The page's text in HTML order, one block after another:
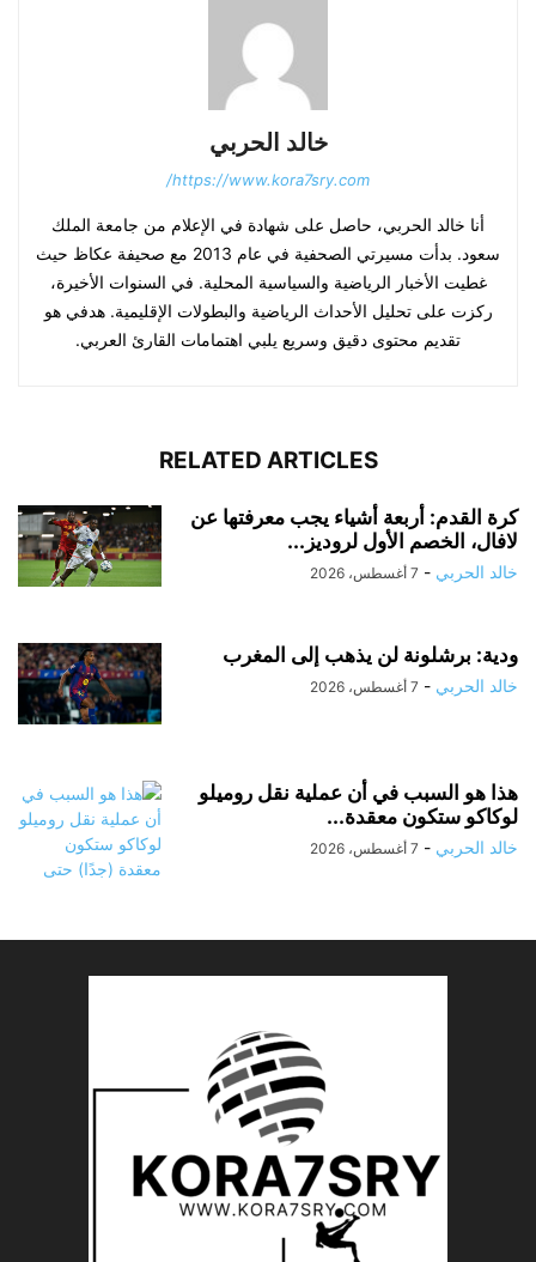
خالد الحربي
https://www.kora7sry.com/
أنا خالد الحربي، حاصل على شهادة في الإعلام من جامعة الملك
سعود. بدأت مسيرتي الصحفية في عام 2013 مع صحيفة عكاظ حيث
غطيت الأخبار الرياضية والسياسية المحلية. في السنوات الأخيرة،
ركزت على تحليل الأحداث الرياضية والبطولات الإقليمية. هدفي هو
تقديم محتوى دقيق وسريع يلبي اهتمامات القارئ العربي.
RELATED ARTICLES
كرة القدم: أربعة أشياء يجب معرفتها عن
لافال، الخصم الأول لروديز...
خالد الحربي - 7 أغسطس، 2026
ودية: برشلونة لن يذهب إلى المغرب
خالد الحربي - 7 أغسطس، 2026
هذا هو السبب في أن عملية نقل روميلو
لوكاكو ستكون معقدة...
خالد الحربي - 7 أغسطس، 2026